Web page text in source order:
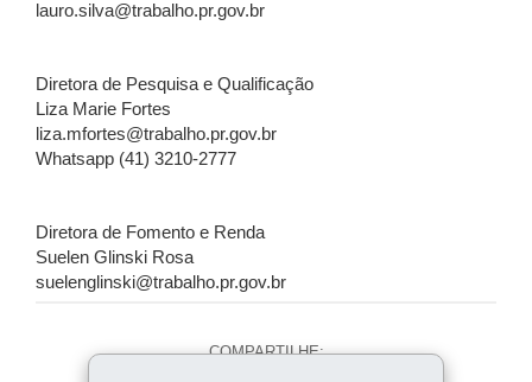
lauro.silva@trabalho.pr.gov.br
Diretora de Pesquisa e Qualificação
Liza Marie Fortes
liza.mfortes@trabalho.pr.gov.br
Whatsapp (41) 3210-2777
Diretora de Fomento e Renda
Suelen Glinski Rosa
suelenglinski@trabalho.pr.gov.br
COMPARTILHE: